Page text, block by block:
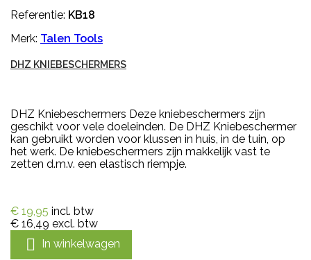
Referentie: KB18
Merk: Talen Tools
DHZ KNIEBESCHERMERS
DHZ Kniebeschermers Deze kniebeschermers zijn
geschikt voor vele doeleinden. De DHZ Kniebeschermer
kan gebruikt worden voor klussen in huis, in de tuin, op
het werk. De kniebeschermers zijn makkelijk vast te
zetten d.m.v. een elastisch riempje.
€ 19,95 incl. btw
€ 16,49 excl. btw
 In winkelwagen